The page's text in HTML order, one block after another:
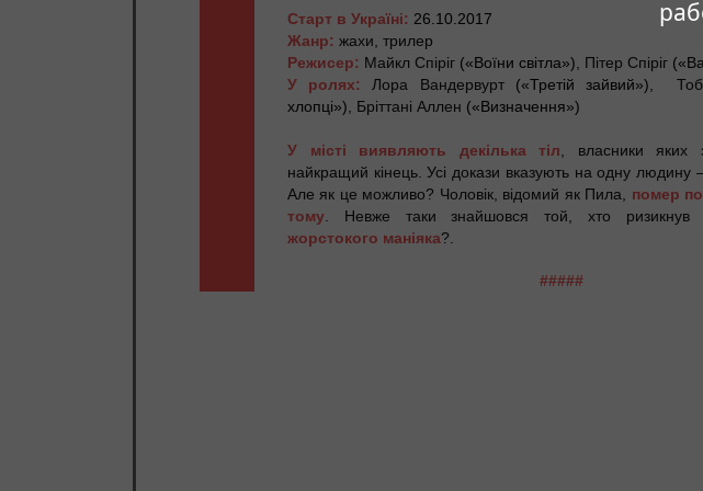
Старт в Україні: 26.10.2017
Жанр: жахи, трилер
Режисер: Майкл Спіріг («Воїни світла») , Пітер Спіріг
У ролях:
Лора Вандервурт («Третій зайвий») ,
хлопці») , Бріттані Аллен («Визначення»)
У місті виявляють декілька тіл , власники яких
найкращий кінець. Усі докази вказують на одну людину
Але як це можливо? Чоловік, відомий як Пила, помер
тому . Невже таки знайшовся той, хто ризикнув
жорстокого маніяка?
#####